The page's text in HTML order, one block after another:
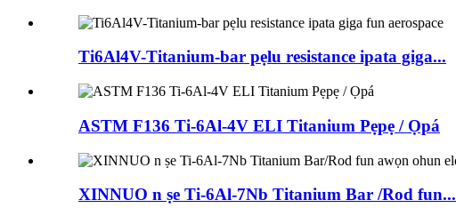
Ti6Al4V-Titanium-bar pẹlu resistance ipata giga...
ASTM F136 Ti-6Al-4V ELI Titanium Pẹpẹ / Ọpá
XINNUO n ṣe Ti-6Al-7Nb Titanium Bar /Rod fun...